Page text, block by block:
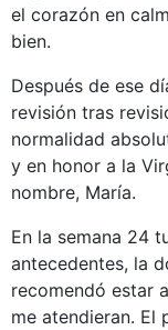
el corazón en
bien.
Después de ese
revisión tras
normalidad
y en honor a la
nombre, María.
En la semana 24
antecedentes, la
recomendó estar
me atendieran. El